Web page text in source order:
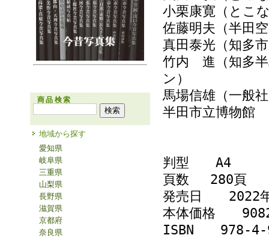
商品検索
地域から探す
愛知県
岐阜県
三重県
山梨県
長野県
滋賀県
京都府
奈良県
小栗康寛（とこ
佐藤明夫（半田
真田泰光（知多
竹内 進（知多半
ン）
馬場信雄（一般
半田市立博物館
判型 A4
頁数 280頁
発売日 2022年
本体価格
ISBN 978-4-